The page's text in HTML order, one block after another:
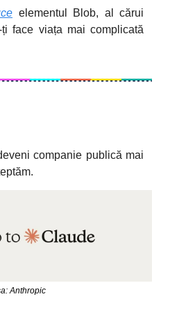
elementul Blob, al cărui
face viața mai complicată
companie publică mai
Anthropic